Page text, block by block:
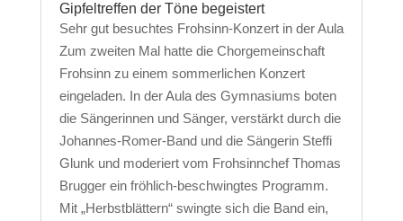
Gipfeltreffen der Töne begeistert
Sehr gut besuchtes Frohsinn-Konzert in der Aula
Zum zweiten Mal hatte die Chorgemeinschaft
Frohsinn zu einem sommerlichen Konzert
eingeladen. In der Aula des Gymnasiums boten
die Sängerinnen und Sänger, verstärkt durch die
Johannes-Romer-Band und die Sängerin Steffi
Glunk und moderiert vom Frohsinnchef Thomas
Brugger ein fröhlich-beschwingtes Programm.
Mit „Herbstblättern“ swingte sich die Band ein,